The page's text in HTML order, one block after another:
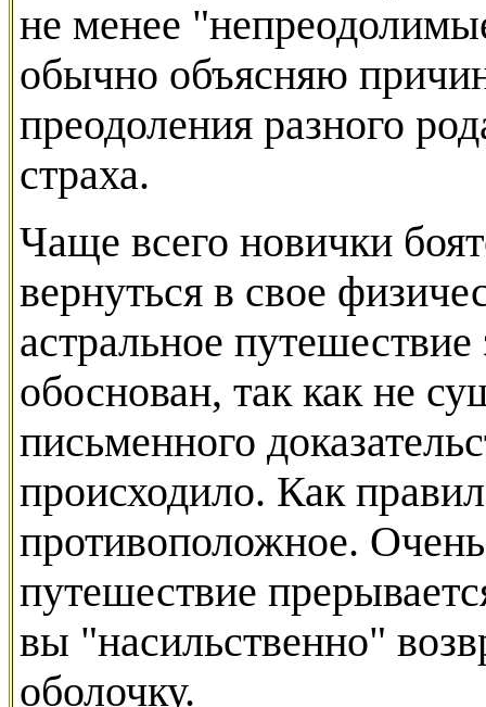
не менее
обычно объясняю
преодоления разного
страха.
Чаще всего новички
вернуться в свое
астральное
обоснован, так как не
письменного
происходило. Как
противоположное. Очень
путешествие
вы "насильственно"
оболочку.